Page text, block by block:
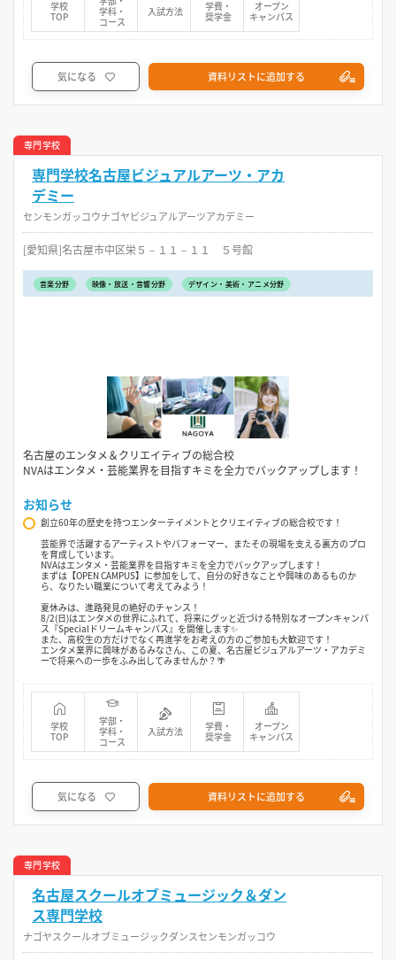
学校
TOP
学科・
コース
入試方法
学費・
奨学金
オープン
キャンパス
気になる 資料リストに追加する
専門学校
専門学校名古屋ビジュアルアーツ・アカ
デミー
センモンガッコウナゴヤビジュアルアーツアカデミー
[愛知県]名古屋市中区栄５－１１－１１ ５号館
音楽分野 映像・放送・音響分野 デザイン・美術・アニメ分野
名古屋のエンタメ＆クリエイティブの総合校
NVAはエンタメ・芸能業界を目指すキミを全力でバックアップします！
お知らせ
創立60年の歴史を持つエンターテイメントとクリエイティブの総合校です！
芸能界で活躍するアーティストやパフォーマー、またその現場を支える裏方のプロ
を育成しています。
NVAはエンタメ・芸能業界を目指すキミを全力でバックアップします！
まずは【OPEN CAMPUS】に参加をして、自分の好きなことや興味のあるものか
ら、なりたい職業について考えてみよう！
夏休みは、進路発見の絶好のチャンス！
8/2(日)はエンタメの世界にふれて、将来にグッと近づける特別なオープンキャンパ
ス『Specialドリームキャンパス』を開催します✨
また、高校生の方だけでなく再進学をお考えの方のご参加も大歓迎です！
エンタメ業界に興味があるみなさん、この夏、名古屋ビジュアルアーツ・アカデミ
ーで将来への一歩をふみ出してみませんか？🌴
学校
TOP
学部・
学科・
コース
入試方法
学費・
奨学金
オープン
キャンパス
気になる 資料リストに追加する
専門学校
名古屋スクールオブミュージック＆ダン
ス専門学校
ナゴヤスクールオブミュージックダンスセンモンガッコウ